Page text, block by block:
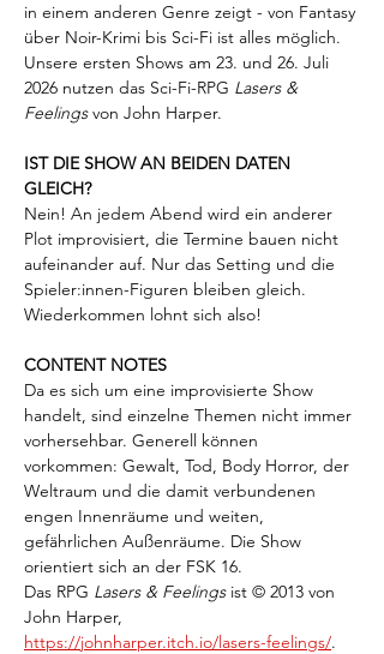
in einem anderen Genre zeigt - von Fantasy
über Noir-Krimi bis Sci-Fi ist alles möglich.
Unsere ersten Shows am 23. und 26. Juli
2026 nutzen das Sci-Fi-RPG Lasers &
Feelings von John Harper.
IST DIE SHOW AN BEIDEN DATEN
GLEICH?
Nein! An jedem Abend wird ein anderer
Plot improvisiert, die Termine bauen nicht
aufeinander auf. Nur das Setting und die
Spieler:innen-Figuren bleiben gleich.
Wiederkommen lohnt sich also!
CONTENT NOTES
Da es sich um eine improvisierte Show
handelt, sind einzelne Themen nicht immer
vorhersehbar. Generell können
vorkommen: Gewalt, Tod, Body Horror, der
Weltraum und die damit verbundenen
engen Innenräume und weiten,
gefährlichen Außenräume. Die Show
orientiert sich an der FSK 16.
Das RPG Lasers & Feelings ist © 2013 von
John Harper,
https://johnharper.itch.io/lasers-feelings/.